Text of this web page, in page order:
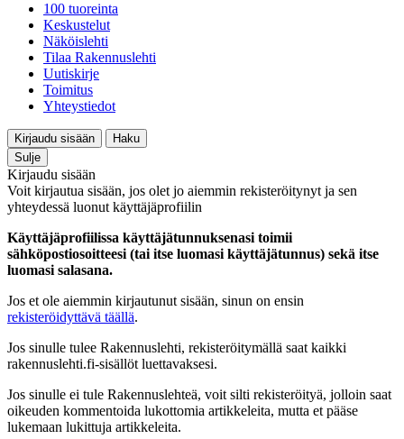
100 tuoreinta
Keskustelut
Näköislehti
Tilaa Rakennuslehti
Uutiskirje
Toimitus
Yhteystiedot
Kirjaudu sisään
Haku
Sulje
Kirjaudu sisään
Voit kirjautua sisään, jos olet jo aiemmin rekisteröitynyt ja sen
yhteydessä luonut käyttäjäprofiilin
Käyttäjäprofiilissa käyttäjätunnuksenasi toimii
sähköpostiosoitteesi (tai itse luomasi käyttäjätunnus) sekä itse
luomasi salasana.
Jos et ole aiemmin kirjautunut sisään, sinun on ensin
rekisteröidyttävä täällä.
Jos sinulle tulee Rakennuslehti, rekisteröitymällä saat kaikki
rakennuslehti.fi-sisällöt luettavaksesi.
Jos sinulle ei tule Rakennuslehteä, voit silti rekisteröityä, jolloin saat
oikeuden kommentoida lukottomia artikkeleita, mutta et pääse
lukemaan lukittuja artikkeleita.